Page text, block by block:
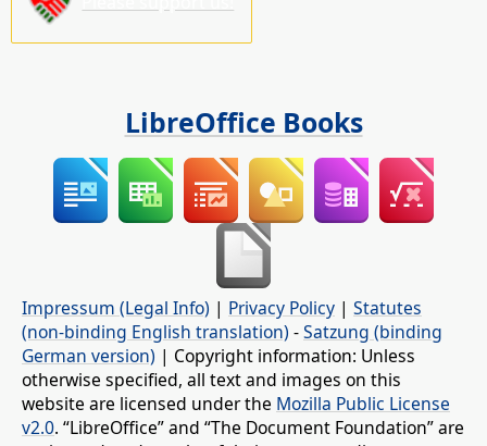
LibreOffice Books
Impressum (Legal Info) | Privacy Policy | Statutes
(non-binding English translation) -Satzung (binding
German version) | Copyright information: Unless
otherwise specified, all text and images on this
website are licensed under the Mozilla Public License
v2.0. “LibreOffice” and “The Document Foundation” are